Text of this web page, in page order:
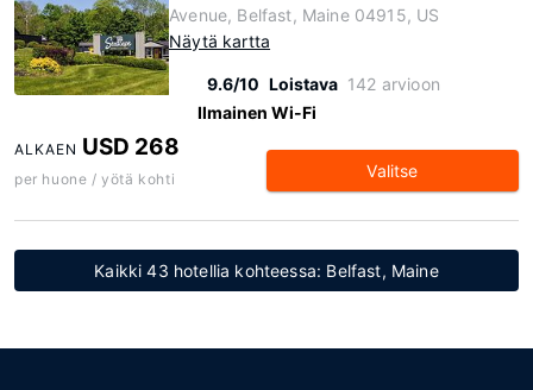
Avenue, Belfast, Maine 04915, US
Näytä kartta
9.6/10 Loistava 142 arvioon
Ilmainen Wi-Fi
ALKAEN USD 268
per huone / yötä kohti Valitse
Kaikki 43 hotellia kohteessa: Belfast, Maine